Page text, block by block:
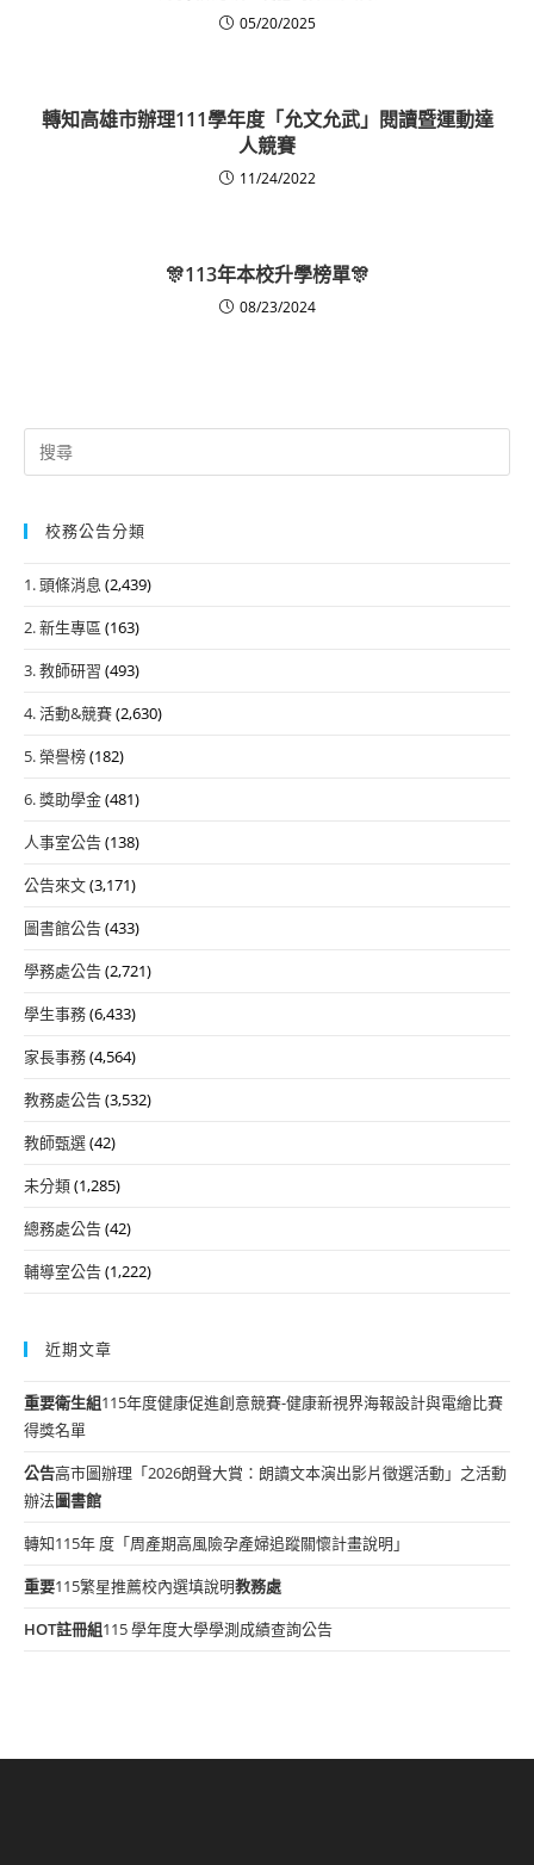
05/20/2025
轉知高雄市辦理111學年度「允文允武」閱讀暨運動達
人競賽
11/24/2022
🎊113年本校升學榜單🎊
08/23/2024
Search
for:
校務公告分類
1. 頭條消息 (2,439)
2. 新生專區 (163)
3. 教師研習 (493)
4. 活動&競賽(2,630)
5. 榮譽榜(182)
6. 獎助學金(481)
人事室公告(138)
公告來文(3,171)
圖書館公告(433)
學務處公告(2,721)
學生事務(6,433)
家長事務(4,564)
教務處公告(3,532)
教師甄選(42)
未分類(1,285)
總務處公告(42)
輔導室公告(1,222)
近期文章
重要衛生組115年度健康促進創意競賽-健康新視界海報設計與電繪比賽
得獎名單
公告高市圖辦理「2026朗聲大賞：朗讀文本演出影片徵選活動」之活動
辦法圖書館
轉知115年 度「周產期高風險孕產婦追蹤關懷計畫說明」
重要115繁星推薦校內選填說明教務處
HOT註冊組115 學年度大學學測成績查詢公告